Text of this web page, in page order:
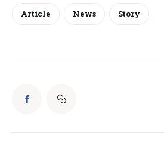
Article News Story